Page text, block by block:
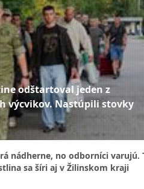
odštartoval jeden z
výcvikov. Nastúpili stovky
nádherne, no odborníci varujú.
sa šíri aj v Žilinskom kraji